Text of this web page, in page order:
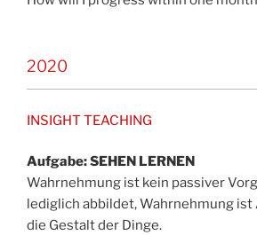
2020
INSIGHT TEACHING
Aufgabe: SEHEN LERNEN
Wahrnehmung ist kein passiver
lediglich abbildet, Wahrnehmung ist
die Gestalt der Dinge.